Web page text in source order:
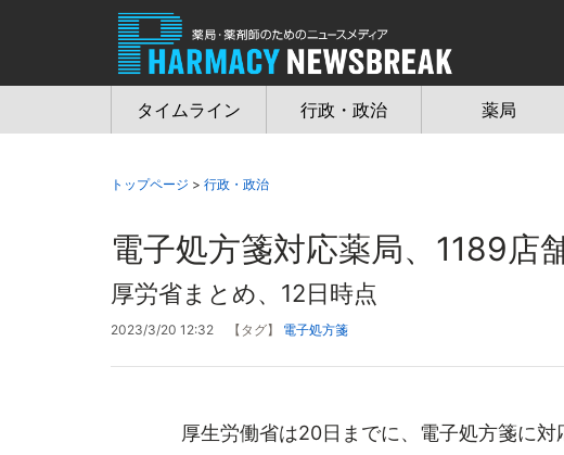
タイムライン 行政・政治 薬局
トップページ > 行政・政治
電子処方箋対応薬局、1189店
厚労省まとめ、12日時点
2023/3/20 12:32 【タグ】 電子処方箋
厚生労働省は20日までに、電子処方箋に対